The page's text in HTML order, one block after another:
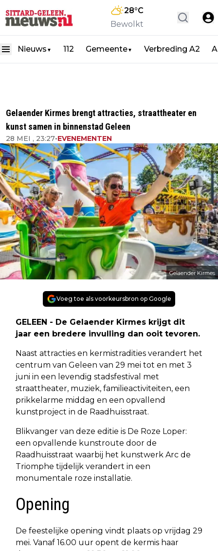
28°C
Bewolkt
Nieuws ▼ 112 Gemeente▼ Verbreding A2
Gelaender Kirmes brengt attracties, straattheater en
kunst samen in binnenstad Geleen
28 MEI , 23:27•EVENEMENTEN
Gelaender Kirmes
Voeg toe als voorkeursbron op Google
GELEEN - De Gelaender Kirmes krijgt dit
jaar een bredere invulling dan ooit tevoren.
Naast attracties en kermistradities verandert het
centrum van Geleen van 29 mei tot en met 3
juni in een levendig stadsfestival met
straattheater, muziek, familieactiviteiten, een
prikkelarme middag en een opvallend
kunstproject in de Raadhuisstraat.
Blikvanger van deze editie is De Roze Loper:
een opvallende kunstroute door de
Raadhuisstraat waarbij het kunstwerk Arc de
Triomphe tijdelijk verandert in een
monumentale roze installatie.
Opening
De feestelijke opening vindt plaats op vrijdag 29
mei. Vanaf 16.00 uur opent de kermis haar